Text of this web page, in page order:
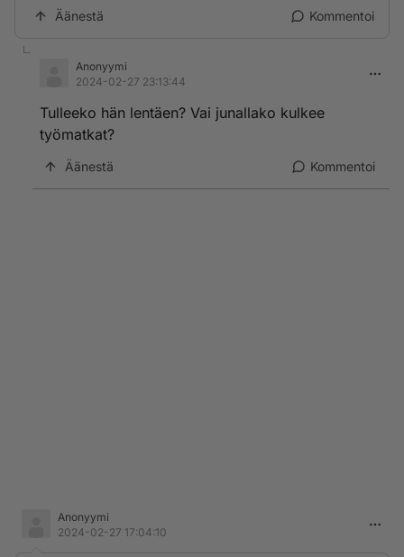
Äänestä Kommentoi
Anonyymi
2024-02-27 23:13:44
Tulleeko hän lentäen? Vai junallako kulkee
työmatkat?
Äänestä Kommentoi
Anonyymi
2024-02-27 17:04:10